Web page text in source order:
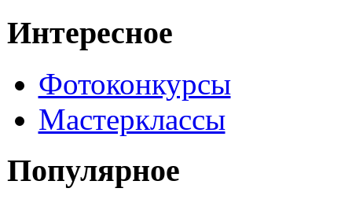
Интересное
Фотоконкурсы
Мастерклассы
Популярное